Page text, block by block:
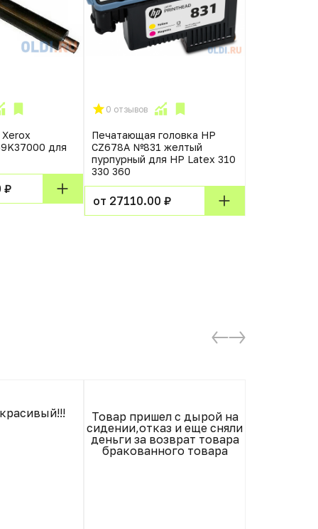
для
₽
0 отзывов
Печатающая головка HP
CZ678A №831 желтый
пурпурный для HP Latex 310
330 360
от 27110.00 ₽
Товар пришел с дырой на
сидении,отказ и еще сняли
деньги за возврат товара
бракованного товара